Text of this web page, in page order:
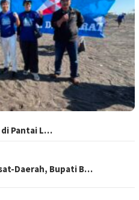
di Pantai L…
Daerah, Bupati B…